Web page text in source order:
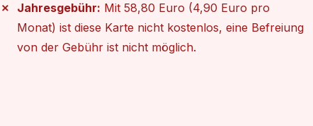
Jahresgebühr: Mit 58,80 Euro (4,90 Euro pro
Monat) ist diese Karte nicht kostenlos, eine Befreiung
von der Gebühr ist nicht möglich.